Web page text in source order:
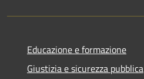
Educazione e formazione
Giustizia e sicurezza pubblica